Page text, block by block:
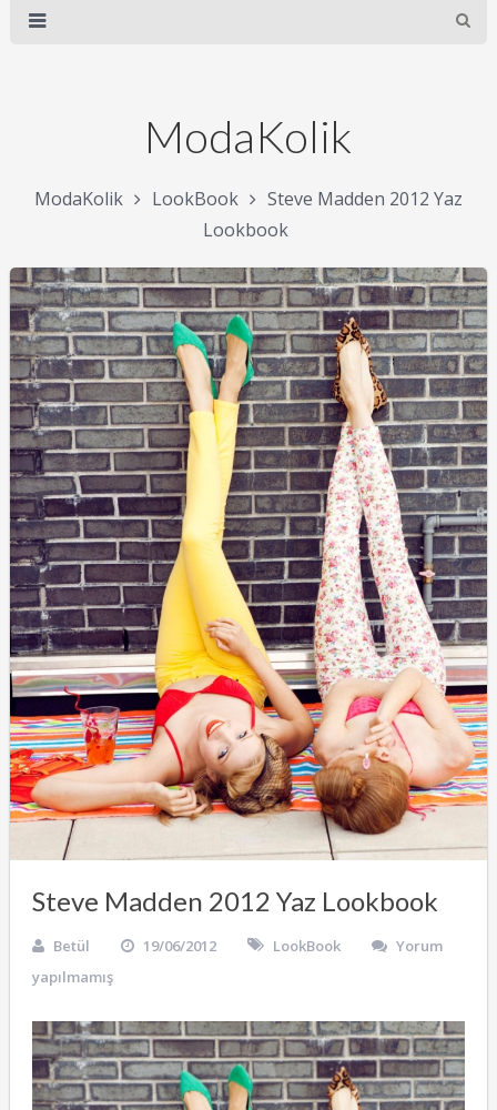
ModaKolik
ModaKolik LookBook
Steve Madden 2012 Yaz
Lookbook
Steve Madden 2012 Yaz Lookbook
Betül 19/06/2012 LookBook
Yorum
yapılmamış